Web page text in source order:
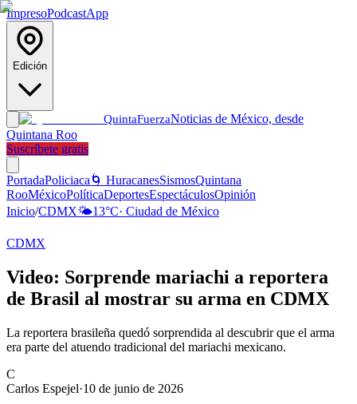
ImpresoPodcastApp
Edición
QuintaFuerzaNoticias de México, desde
Quintana Roo
Suscríbete gratis
PortadaPoliciaca 🌀 HuracanesSismosQuintana
RooMéxicoPolíticaDeportesEspectáculosOpinión
Inicio/CDMX🌤️13°C· Ciudad de México
CDMX
Video: Sorprende mariachi a reportera
de Brasil al mostrar su arma en CDMX
La reportera brasileña quedó sorprendida al descubrir que el arma
era parte del atuendo tradicional del mariachi mexicano.
C
Carlos Espejel·10 de junio de 2026